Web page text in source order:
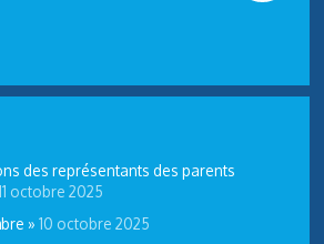
des représentants des parents
octobre 2025
» 10 octobre 2025